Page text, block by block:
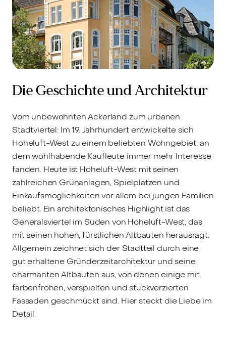
Die Geschichte und Architektur
Vom unbewohnten Ackerland zum urbanen
Stadtviertel: Im 19. Jahrhundert entwickelte sich
Hoheluft-West zu einem beliebten Wohngebiet, an
dem wohlhabende Kaufleute immer mehr Interesse
fanden. Heute ist Hoheluft-West mit seinen
zahlreichen Grünanlagen, Spielplätzen und
Einkaufsmöglichkeiten vor allem bei jungen Familien
beliebt. Ein architektonisches Highlight ist das
Generalsviertel im Süden von Hoheluft-West, das
mit seinen hohen, fürstlichen Altbauten herausragt.
Allgemein zeichnet sich der Stadtteil durch eine
gut erhaltene Gründerzeitarchitektur und seine
charmanten Altbauten aus, von denen einige mit
farbenfrohen, verspielten und stuckverzierten
Fassaden geschmückt sind. Hier steckt die Liebe im
Detail.